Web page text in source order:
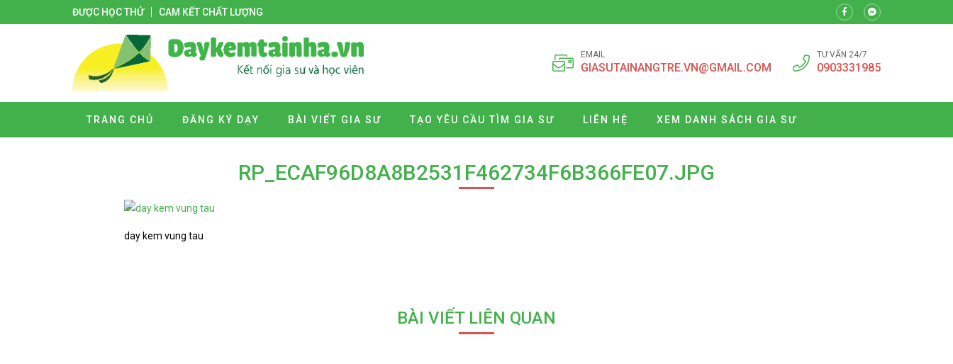
ĐƯỢC HỌC THỬ CAM KẾT CHẤT LƯỢNG
EMAIL
GIASUTAINANGTRE.VN@GMAIL.COM
TƯ VẤN 24/7
0903331985
TRANG CHỦ ĐĂNG KÝ DẠY BÀI VIẾT GIA SƯ TẠO YÊU CẦU TÌM GIA SƯ LIÊN HỆ XEM DANH SÁCH GIA SƯ
RP_ECAF96D8A8B2531F462734F6B366FE07.JPG
day kem vung tau
BÀI VIẾT LIÊN QUAN